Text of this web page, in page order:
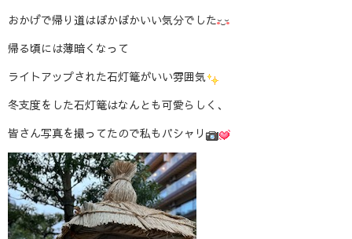
おかげで帰り道はぽかぽかいい気分でした
帰る頃には薄暗くなって
ライトアップされた石灯篭がいい雰囲気
冬支度をした石灯篭はなんとも可愛らしく、
皆さん写真を撮ってたので私もパシャリ